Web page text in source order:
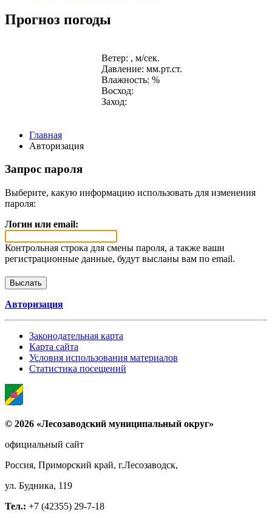
Прогноз погоды
Ветер: , м/сек.
Давление: мм.рт.ст.
Влажность: %
Восход:
Заход:
Главная
Авторизация
Запрос пароля
Выберите, какую информацию использовать для изменения
пароля:
Логин или email:
Контрольная строка для смены пароля, а также ваши
регистрационные данные, будут высланы вам по email.
Авторизация
Законодательная карта
Карта сайта
Условия использования материалов
Статистика посещений
© 2026 «Лесозаводский муниципальный округ»
официальный сайт
Россия, Приморский край, г.Лесозаводск,
ул. Будника, 119
Тел.: +7 (42355) 29-7-18